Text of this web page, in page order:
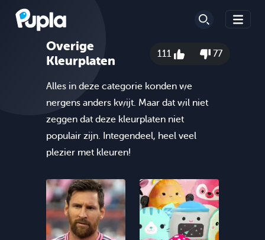
Overige
Kleurplaten
111 77
Alles in deze categorie konden we
nergens anders kwijt. Maar dat wil niet
zeggen dat deze kleurplaten niet
populair zijn. Integendeel, heel veel
plezier met kleuren!